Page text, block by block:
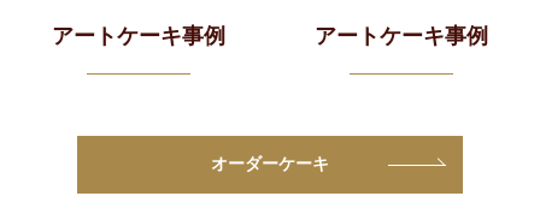
アートケーキ事例 アートケーキ事例
オーダーケーキ